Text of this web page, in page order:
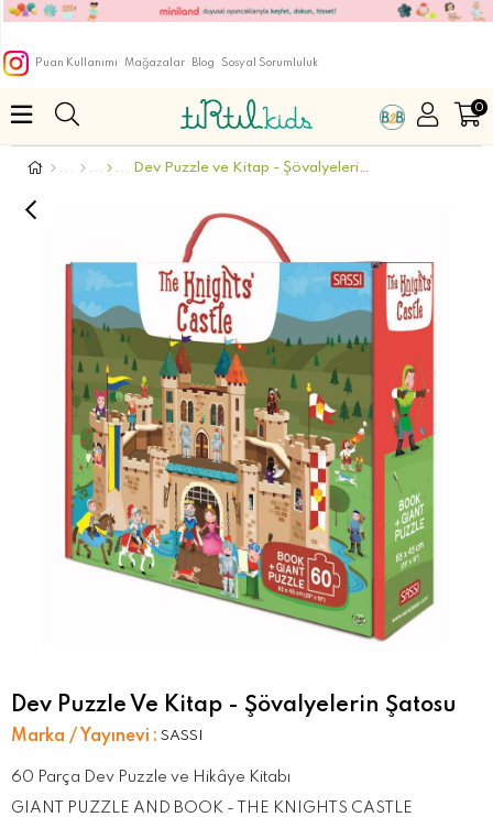
Puan Kullanımı Mağazalar Blog Sosyal Sorumluluk
0
Dev Puzzle ve Kitap - Şövalyelerin Şatosu
Dev Puzzle Ve Kitap - Şövalyelerin Şatosu
Marka / Yayınevi : SASSI
60 Parça Dev Puzzle ve Hikâye Kitabı
GIANT PUZZLE AND BOOK - THE KNIGHTS CASTLE